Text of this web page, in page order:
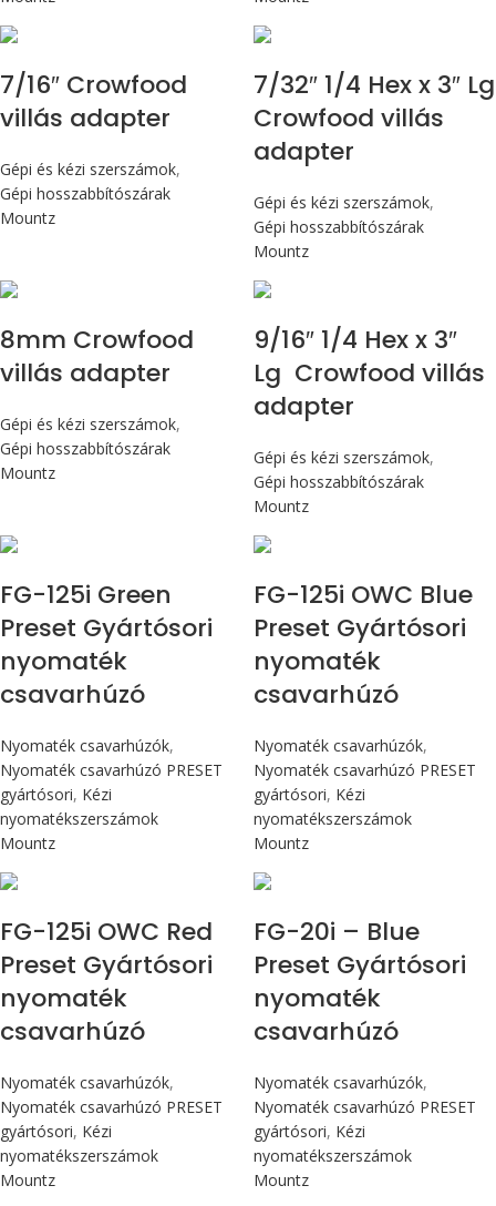
7/16″ Crowfood
villás adapter
Gépi és kézi szerszámok,
Gépi hosszabbítószárak
Mountz
7/32″ 1/4 Hex x 3″ Lg
Crowfood villás
adapter
Gépi és kézi szerszámok,
Gépi hosszabbítószárak
Mountz
8mm Crowfood
villás adapter
Gépi és kézi szerszámok,
Gépi hosszabbítószárak
Mountz
9/16″ 1/4 Hex x 3″
Lg Crowfood villás
adapter
Gépi és kézi szerszámok,
Gépi hosszabbítószárak
Mountz
FG-125i Green
Preset Gyártósori
nyomaték
csavarhúzó
Nyomaték csavarhúzók,
Nyomaték csavarhúzó PRESET
gyártósori, Kézi
nyomatékszerszámok
Mountz
FG-125i OWC Blue
Preset Gyártósori
nyomaték
csavarhúzó
Nyomaték csavarhúzók,
Nyomaték csavarhúzó PRESET
gyártósori, Kézi
nyomatékszerszámok
Mountz
FG-125i OWC Red
Preset Gyártósori
nyomaték
csavarhúzó
Nyomaték csavarhúzók,
Nyomaték csavarhúzó PRESET
gyártósori, Kézi
nyomatékszerszámok
Mountz
FG-20i – Blue
Preset Gyártósori
nyomaték
csavarhúzó
Nyomaték csavarhúzók,
Nyomaték csavarhúzó PRESET
gyártósori, Kézi
nyomatékszerszámok
Mountz